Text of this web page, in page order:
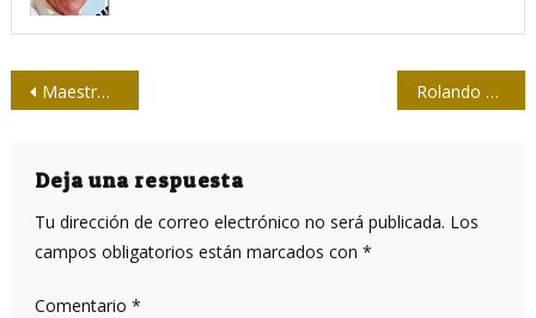
Navegación
entradas
Maestro de periodistas: Ernesto Vera Méndez Rolando de Oráa, in memorian
Deja una respuesta
Tu dirección de correo electrónico no será publicada. Los
campos obligatorios están marcados con *
Comentario *